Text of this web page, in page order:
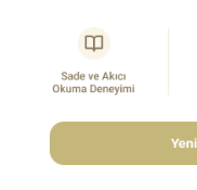
Bu